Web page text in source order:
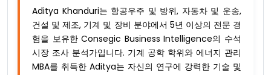
Aditya Khanduri는 항공우주 및 방위, 자동차 및 운송,
건설 및 제조, 기계 및 장비 분야에서 5년 이상의 전문 경
험을 보유한 Consegic Business Intelligence의 수석
시장 조사 분석가입니다. 기계 공학 학위와 에너지 관리
MBA를 취득한 Aditya는 자신의 연구에 강력한 기술 및